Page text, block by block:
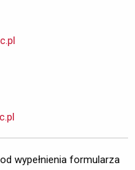
wypełnienia formularza